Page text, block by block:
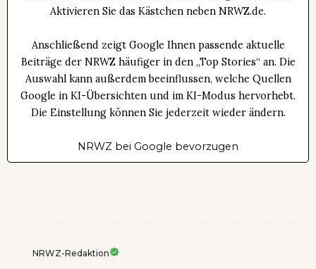
Aktivieren Sie das Kästchen neben NRWZ.de.
Anschließend zeigt Google Ihnen passende aktuelle
Beiträge der NRWZ häufiger in den „Top Stories“ an. Die
Auswahl kann außerdem beeinflussen, welche Quellen
Google in KI-Übersichten und im KI-Modus hervorhebt.
Die Einstellung können Sie jederzeit wieder ändern.
NRWZ bei Google bevorzugen
NRWZ-Redaktion